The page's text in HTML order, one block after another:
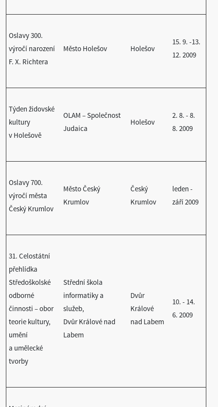
Oslavy 300.
výročí narození
F. X. Richtera
Město Holešov Holešov
15. 9. -13.
12. 2009
Týden židovské
kultury
v Holešově
OLAM – Společnost
Judaica
Holešov
2. 8. - 8.
8. 2009
Oslavy 700.
výročí města
Český Krumlov
Město Český
Krumlov
Český
Krumlov
leden -
září 2009
31. Celostátní
přehlídka
Středoškolské
odborné
činnosti – obor
teorie kultury,
umění
a umělecké
tvorby
Střední škola
informatiky a
služeb,
Dvůr Králové nad
Labem
Dvůr
Králové
nad Labem
10. - 14.
6. 2009